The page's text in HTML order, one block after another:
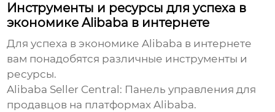
Инструменты и ресурсы для успеха в
экономике Alibaba в интернете
Для успеха вэкономике Alibaba в интернете
вам понадобятся различные инструменты и
ресурсы.
Alibaba Seller Central : Панель управления для
продавцов на платформах Alibaba.